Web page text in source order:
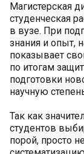
Магистерская
студенческая
в вузе. При
знания и опыт,
показывает
по итогам
подготовки
научную
Так как
студентов
порой, просто